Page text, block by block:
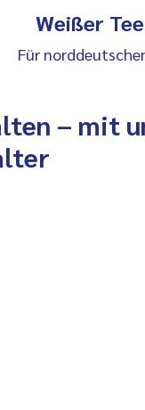
Weißer
Für
– mit